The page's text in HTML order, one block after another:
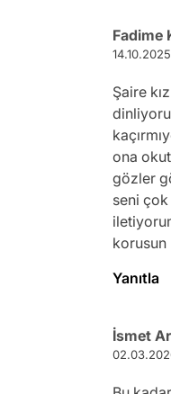
Fadime
Şaire
ona
gözler
seni çok
korusun
Yanıtla
İsmet Ar